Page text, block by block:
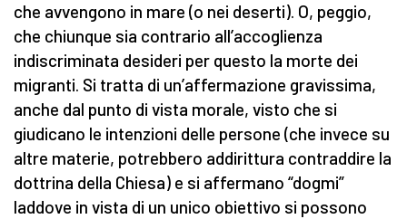
che avvengono in mare (o nei deserti). O, peggio,
che chiunque sia contrario all’accoglienza
indiscriminata desideri per questo la morte dei
migranti. Si tratta di un’affermazione gravissima,
anche dal punto di vista morale, visto che si
giudicano le intenzioni delle persone (che invece su
altre materie, potrebbero addirittura contraddire la
dottrina della Chiesa) e si affermano “dogmi”
laddove in vista di un unico obiettivo si possono